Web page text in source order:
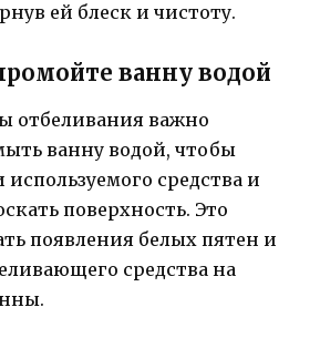
ей блеск и чистоту.
ванну водой
отбеливания важно
ванну водой, чтобы
используемого средства и
поверхность. Это
появления белых пятен и
средства на